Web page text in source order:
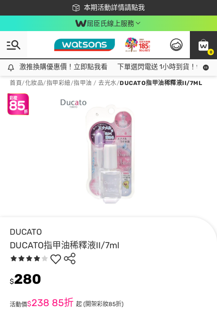
本期活動詳情請點我
下載app最高回饋$350
屈臣氏線上服務
0
激推換購優惠價！立即點我看
激推換購優惠價！立即點我看 下單選閃電送 1小時到貨！領神
首頁/化妝品/指甲彩繪/指甲油 / 去光水/DUCATO指甲油稀釋液II/7ML
DUCATO
DUCATO指甲油稀釋液II/7ml
$280
活動價$238 85折 起 (開架彩妝85折)